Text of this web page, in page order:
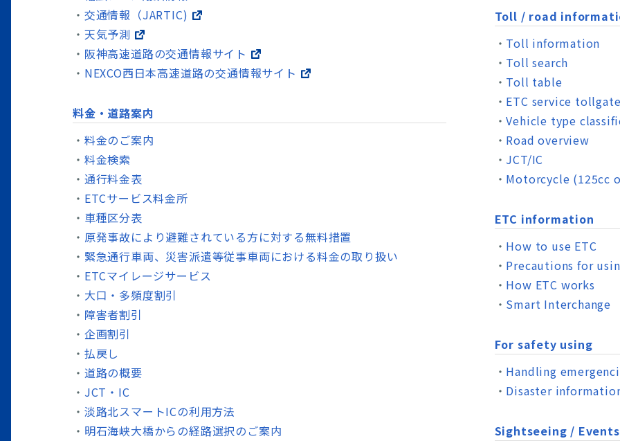
交通情報（JARTIC)
天気予測
阪神高速道路の交通情報サイト
NEXCO西日本高速道路の交通情報サイト
料金・道路案内
料金のご案内
料金検索
通行料金表
ETCサービス料金所
車種区分表
原発事故により避難されている方に対する無料措置
緊急通行車両、災害派遣等従事車両における料金の取り扱い
ETCマイレージサービス
大口・多頻度割引
障害者割引
企画割引
払戻し
道路の概要
JCT・IC
淡路北スマートICの利用方法
明石海峡大橋からの経路選択のご案内
Toll / road
Toll information
Toll search
Toll table
ETC service
Vehicle type
Road overview
JCT/IC
Motorcycle (125cc
ETC information
How to use ETC
Precautions for
How ETC works
Smart Interchange
For safety using
Handling
Disaster
Sightseeing / Events